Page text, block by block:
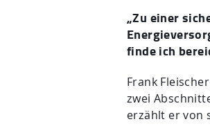
„Zu einer
finde ich
Frank
zwei
erzählt er von